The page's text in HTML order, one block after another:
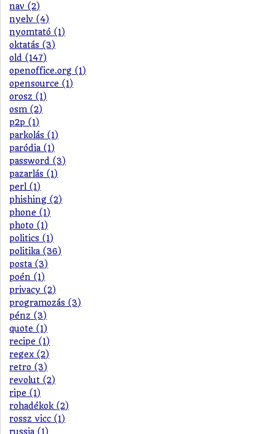
nav (2)
nyelv (4)
nyomtató (1)
oktatás (3)
old (147)
openoffice.org (1)
opensource (1)
orosz (1)
osm (2)
p2p (1)
parkolás (1)
paródia (1)
password (3)
pazarlás (1)
perl (1)
phishing (2)
phone (1)
photo (1)
politics (1)
politika (36)
posta (3)
poén (1)
privacy (2)
programozás (3)
pénz (3)
quote (1)
recipe (1)
regex (2)
retro (3)
revolut (2)
ripe (1)
rohadékok (2)
rossz vicc (1)
russia (1)